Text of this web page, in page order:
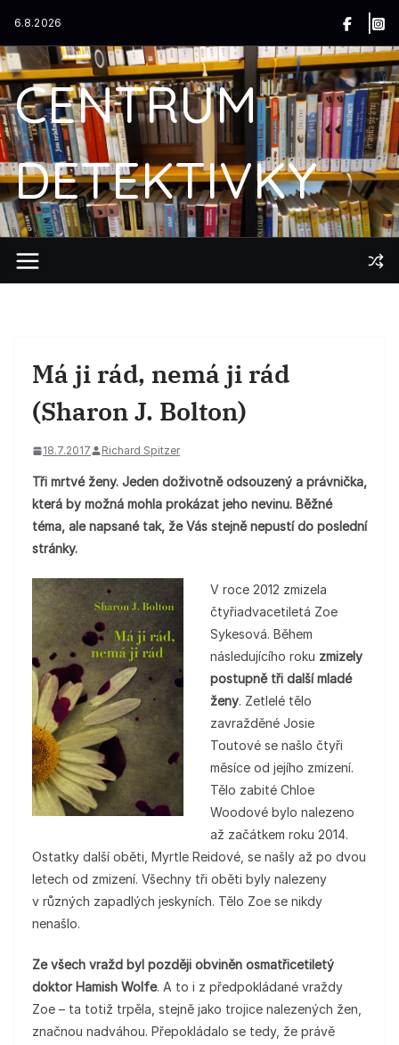
obsah
6.8.2026
CENTRUM
DETEKTIVKY
Má ji rád, nemá ji rád
(Sharon J. Bolton)
18.7.2017 Richard Spitzer
Tři mrtvé ženy. Jeden doživotně odsouzený a právnička,
která by možná mohla prokázat jeho nevinu. Běžné
téma, ale napsané tak, že Vás stejně nepustí do poslední
stránky.
V roce 2012 zmizela
čtyřiadvacetiletá Zoe
Sykesová. Během
následujícího roku zmizely
postupně tři další mladé
ženy. Zetlelé tělo
zavražděné Josie
Toutové se našlo čtyři
měsíce od jejího zmizení.
Tělo zabité Chloe
Woodové bylo nalezeno
až začátkem roku 2014.
Ostatky další oběti, Myrtle Reidové, se našly až po dvou
letech od zmizení. Všechny tři oběti byly nalezeny
v různých zapadlých jeskyních. Tělo Zoe se nikdy
nenašlo.
Ze všech vražd byl později obviněn osmatřicetiletý
doktor Hamish Wolfe. A to i z předpokládané vraždy
Zoe – ta totiž trpěla, stejně jako trojice nalezených žen,
značnou nadváhou. Přepokládalo se tedy, že právě